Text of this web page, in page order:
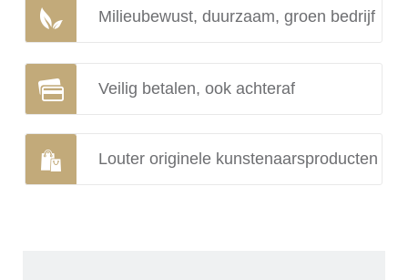
Milieubewust, duurzaam, groen bedrijf
Veilig betalen, ook achteraf
Louter originele kunstenaarsproducten